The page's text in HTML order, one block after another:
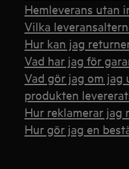
Hemleverans utan
Vilka
Hur kan jag
Vad har jag för
Vad gör jag om jag
produkten
Hur reklamerar jag
Hur gör jag en